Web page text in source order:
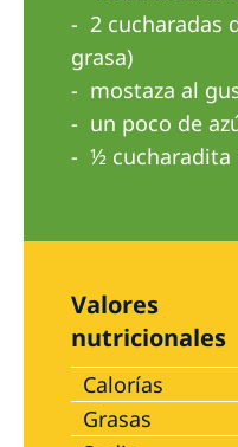
2 cucharadas
grasa)
mostaza al
un poco de
½ cucharadita
Valores
nutricionales
Calorías
Grasas